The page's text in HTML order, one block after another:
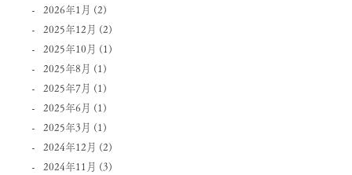
2026年1月 (2)
2025年12月 (2)
2025年10月 (1)
2025年8月 (1)
2025年7月 (1)
2025年6月 (1)
2025年3月 (1)
2024年12月 (2)
2024年11月 (3)